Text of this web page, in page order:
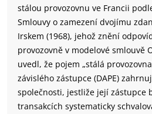
stálou provozovnu ve Francii
Smlouvy o zamezení dvojímu
Irskem (1968), jehož znění
provozovně v modelové smlouvě
uvedl, že pojem „stálá
závislého zástupce (DAPE)
společnosti, jestliže její zástupce
transakcích systematicky